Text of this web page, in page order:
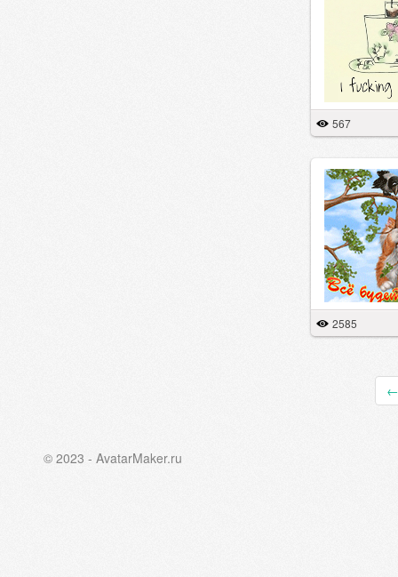
567
2585
←
© 2023 - AvatarMaker.ru